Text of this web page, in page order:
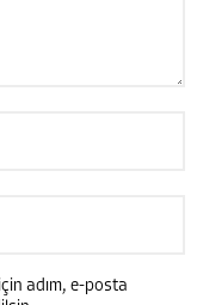
adım, e-posta